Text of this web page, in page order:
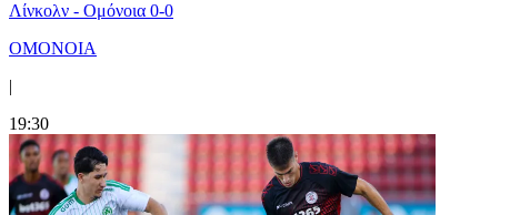
Λίνκολν - Ομόνοια 0-0
ΟΜΟΝΟΙΑ
|
19:30